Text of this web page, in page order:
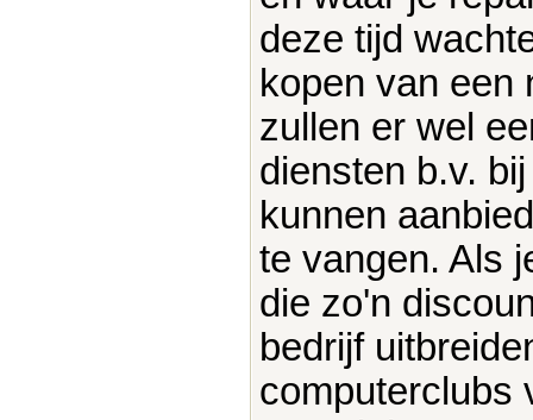
deze tijd
kopen van een
zullen er wel
diensten b.v.
kunnen
te vangen. Als
die zo'n
bedrijf
computerclubs